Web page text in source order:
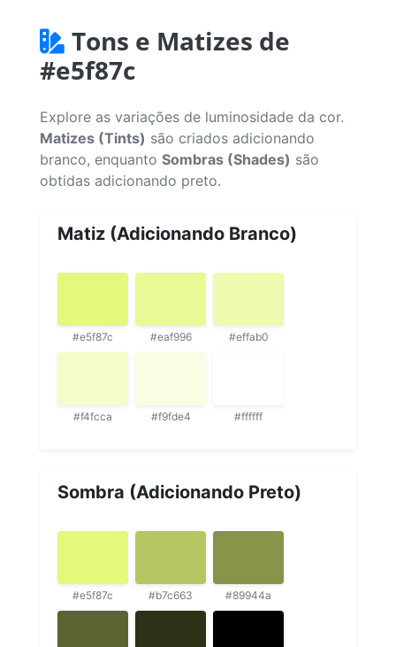
Tons e Matizes de
#e5f87c
Explore as variações de luminosidade da cor.
Matizes (Tints) são criados adicionando
branco, enquanto Sombras (Shades) são
obtidas adicionando preto.
Matiz (Adicionando Branco)
#e5f87c #eaf996 #effab0
#f4fcca #f9fde4 #ffffff
Sombra (Adicionando Preto)
#e5f87c #b7c663 #89944a